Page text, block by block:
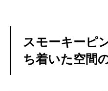
スモーキーピ
ち着いた空間